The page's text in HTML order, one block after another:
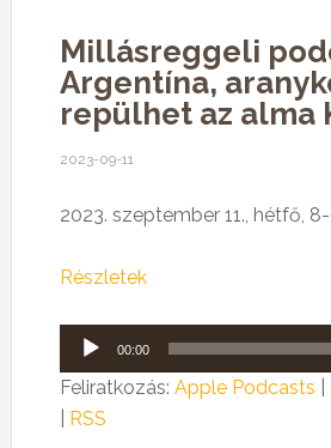
Millásreggeli
Argentína,
repülhet az alma
2023-09-11
2023. szeptember 11., hétfő,
Részletek
Audió
lejátszó
00:00
Feliratkozás: Apple Podcasts
RSS